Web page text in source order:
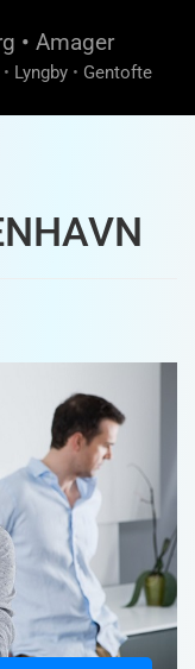
• Amager
• Lyngby • Gentofte